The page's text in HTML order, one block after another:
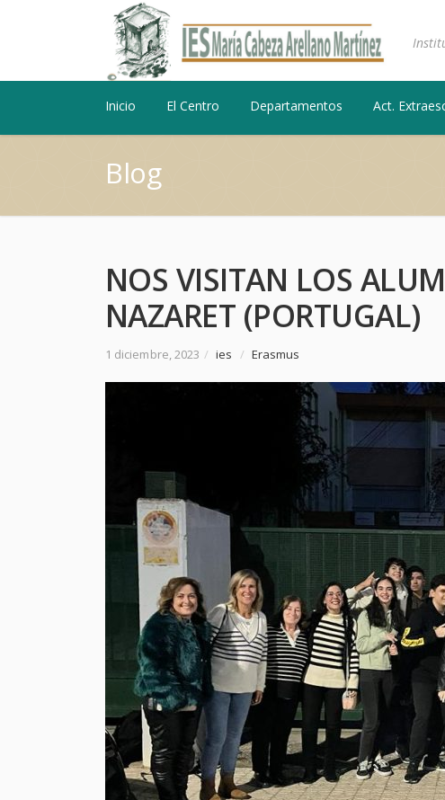
Inicio El Centro Departamentos Act.
Blog
NOS VISITAN LOS
NAZARET (PORTUGAL)
1 diciembre, 2023 / ies / Erasmus